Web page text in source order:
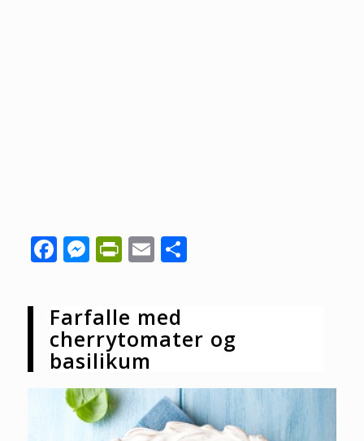
Facebook
Messenger
PrintFriendly
EmailShare
Farfalle med
cherrytomater og
basilikum